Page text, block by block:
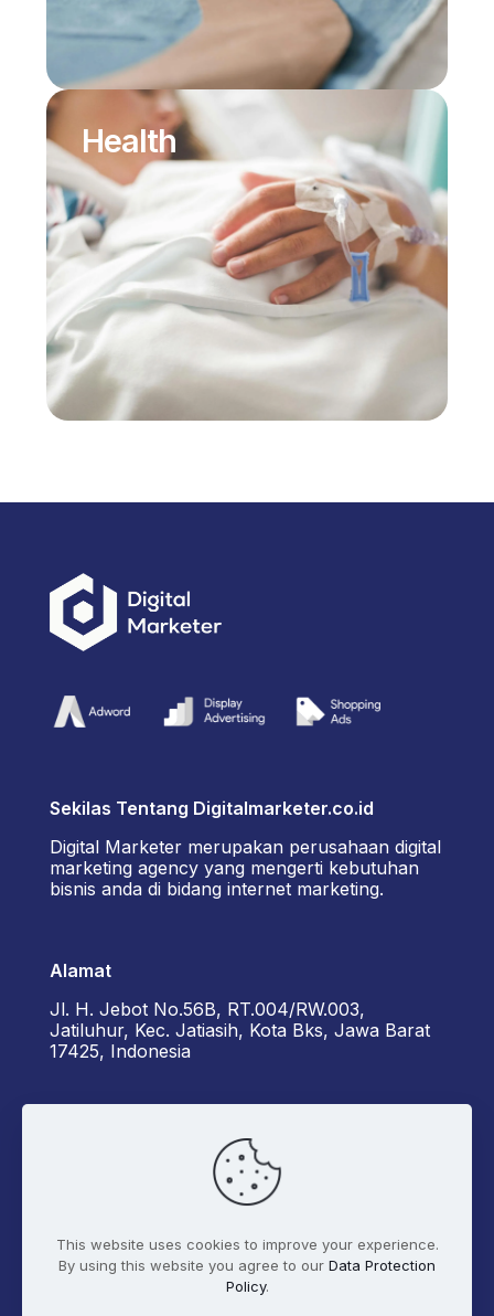
Health
Sekilas Tentang Digitalmarketer.co.id
Digital Marketer merupakan perusahaan digital
marketing agency yang mengerti kebutuhan
bisnis anda di bidang internet marketing.
Alamat
Jl. H. Jebot No.56B, RT.004/RW.003,
Jatiluhur, Kec. Jatiasih, Kota Bks, Jawa Barat
17425, Indonesia
+6285162929922 - Diorama
admin@digitalmarketer.co.id
This website uses cookies to improve your experience.
By using this website you agree to our Data Protection
Policy.